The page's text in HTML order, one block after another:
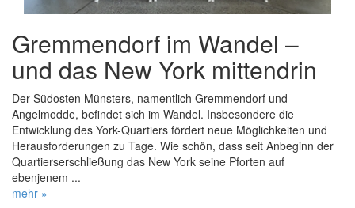
Gremmendorf im Wandel –
und das New York mittendrin
Der Südosten Münsters, namentlich Gremmendorf und
Angelmodde, befindet sich im Wandel. Insbesondere die
Entwicklung des York-Quartiers fördert neue Möglichkeiten und
Herausforderungen zu Tage. Wie schön, dass seit Anbeginn der
Quartierserschließung das New York seine Pforten auf
ebenjenem ...
mehr »